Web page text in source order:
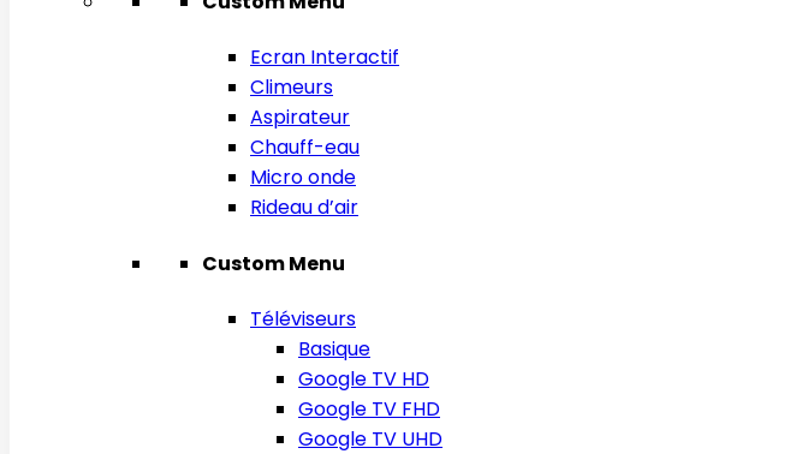
Ecran Interactif
Climeurs
Aspirateur
Chauff-eau
Micro onde
Rideau d’air
Custom Menu
Téléviseurs
Basique
Google TV HD
Google TV FHD
Google TV UHD